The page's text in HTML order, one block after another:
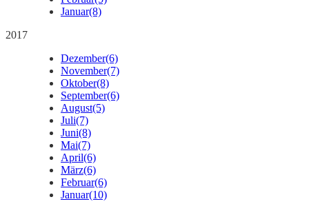
Januar(8)
2017
Dezember(6)
November(7)
Oktober(8)
September(6)
August(5)
Juli(7)
Juni(8)
Mai(7)
April(6)
März(6)
Februar(6)
Januar(10)